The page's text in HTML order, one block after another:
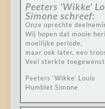
Peeters 'Wikke'
Simone schreef:
Onze oprechte
Wij hopen dat mooie
moeilijke periode,
maar ook later, een
Veel sterkte
Peeters ‘Wikke’ Louis
Humblet Simone